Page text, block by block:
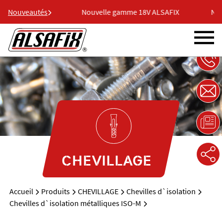
Nouveautés
ALSAFIX Nouvelle gamme 18V ALSAFIX
CHEVILLAGE
Accueil Produits CHEVILLAGE
Chevilles d`isolation
Chevilles d`isolation métalliques ISO-M